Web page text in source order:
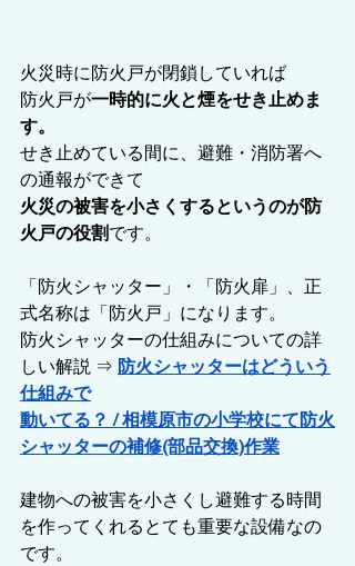
火災時に防火戸が閉鎖していれば
防火戸が一時的に火と煙をせき止めま
す。
せき止めている間に、避難・消防署へ
の通報ができて
火災の被害を小さくするというのが防
火戸の役割です。
「防火シャッター」・「防火扉」、正
式名称は「防火戸」になります。
防火シャッターの仕組みについての詳
しい解説 ⇒ 防火シャッターはどういう
仕組みで
動いてる？ / 相模原市の小学校にて防火
シャッターの補修(部品交換)作業
建物への被害を小さくし避難する時間
を作ってくれるとても重要な設備なの
です。